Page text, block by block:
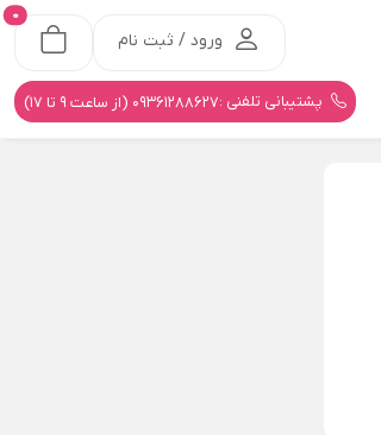
ورود / ثبت نام
0
پشتیبانی تلفنی :09361288627 (از ساعت 9 تا 17)